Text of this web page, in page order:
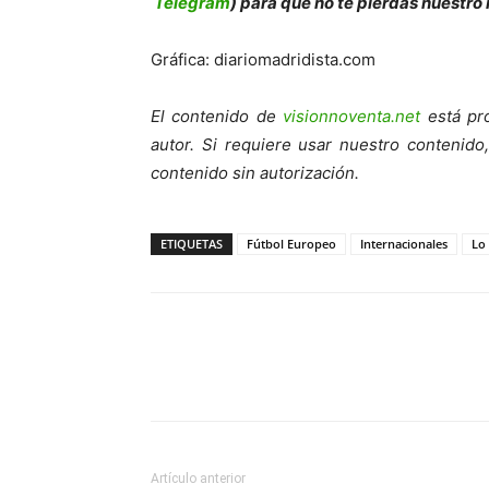
Gráfica: diariomadridista.com
El contenido de visionnoventa.netestá
autor. Si requiere usar nuestro
contenido sin autorización.
ETIQUETAS Fútbol Europeo Internacionales Lo
Artículo anterior